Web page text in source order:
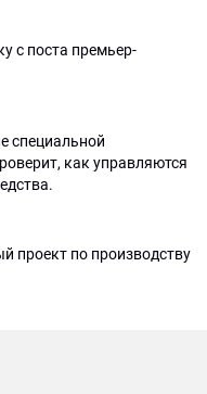
с поста премьер-
специальной
как управляются
проект по производству